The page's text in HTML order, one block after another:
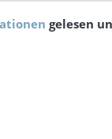
gelesen